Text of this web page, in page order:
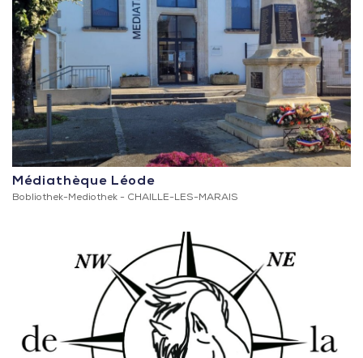
Médiathèque Léode
Bobliothek-Mediothek - CHAILLE-LES-MARAIS